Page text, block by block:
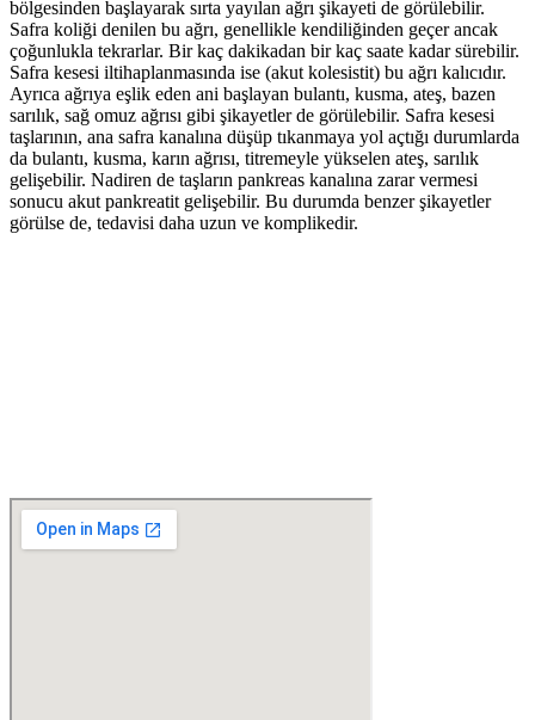
bölgesinden başlayarak sırta yayılan ağrı şikayeti de görülebilir.
Safra koliği denilen bu ağrı, genellikle kendiliğinden geçer ancak
çoğunlukla tekrarlar. Bir kaç dakikadan bir kaç saate kadar sürebilir.
Safra kesesi iltihaplanmasında ise (akut kolesistit) bu ağrı kalıcıdır.
Ayrıca ağrıya eşlik eden ani başlayan bulantı, kusma, ateş, bazen
sarılık, sağ omuz ağrısı gibi şikayetler de görülebilir. Safra kesesi
taşlarının, ana safra kanalına düşüp tıkanmaya yol açtığı durumlarda
da bulantı, kusma, karın ağrısı, titremeyle yükselen ateş, sarılık
gelişebilir. Nadiren de taşların pankreas kanalına zarar vermesi
sonucu akut pankreatit gelişebilir. Bu durumda benzer şikayetler
görülse de, tedavisi daha uzun ve komplikedir.